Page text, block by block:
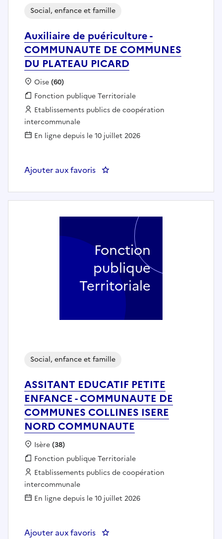
Auxiliaire de puériculture -
COMMUNAUTE DE COMMUNES
DU PLATEAU PICARD
Social, enfance et famille
Localisation :
Oise(60)
Fonction publique :
Fonction publique Territoriale
Employeur :
Etablissements publics de coopération
intercommunale
En ligne depuis le 10 juillet 2026
Ajouter aux favoris : Auxiliaire de puériculture -
ASSITANT EDUCATIF PETITE
ENFANCE - COMMUNAUTE DE
COMMUNES COLLINES ISERE
NORD COMMUNAUTE
Social, enfance et famille
Localisation :
Isère(38)
Fonction publique :
Fonction publique Territoriale
Employeur :
Etablissements publics de coopération
intercommunale
En ligne depuis le 10 juillet 2026
Ajouter aux favoris
Fonction
publique
Territoriale